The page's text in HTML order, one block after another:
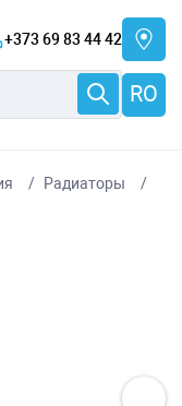
+373 69 83 44 42
RO
Радиаторы